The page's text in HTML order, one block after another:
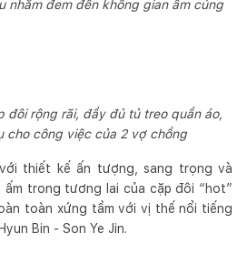
nhằm đem đến không gian ấm cúng
đôi rộng rãi, đầy đủ tủ treo quần áo,
cho công việc của 2 vợ chồng
thiết kế ấn tượng, sang trọng và
trong tương lai của cặp đôi “hot”
toàn xứng tầm với vị thế nổi tiếng
Bin - Son Ye Jin.